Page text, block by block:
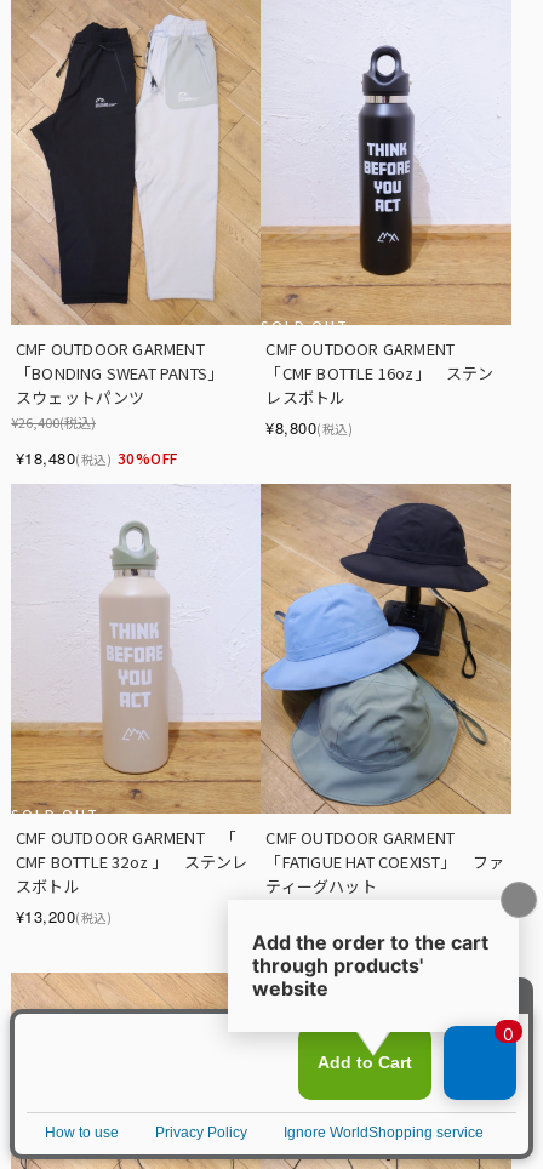
CMF OUTDOOR GARMENT
「BONDING SWEAT PANTS」
スウェットパンツ
¥26,400(税込)
¥18,480(税込) 30%OFF
SOLD OUT
CMF OUTDOOR GARMENT
「CMF BOTTLE 16oz」　ステン
レスボトル
¥8,800(税込)
SOLD OUT
CMF OUTDOOR GARMENT　「
CMF BOTTLE 32oz 」　ステンレ
スボトル
¥13,200(税込)
CMF OUTDOOR GARMENT
「FATIGUE HAT COEXIST」　ファ
ティーグハット
¥9,240(税込) 30%OFF